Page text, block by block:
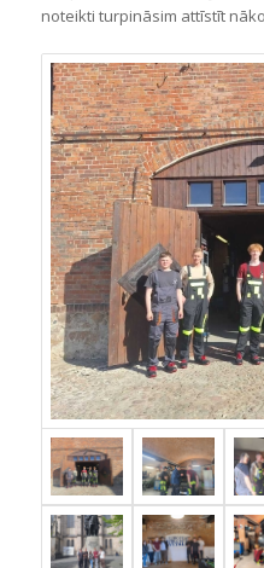
noteikti turpināsim attīstīt